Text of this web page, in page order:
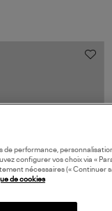
de performance,
configurer vos choix via «
nécessaires (« Continuer
de cookies